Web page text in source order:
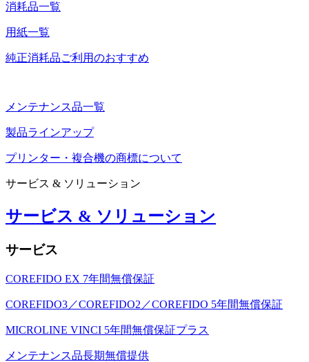
消耗品一覧
用紙一覧
純正消耗品ご利用のおすすめ
メンテナンス品一覧
製品ラインアップ
プリンター・複合機の商標について
サービス & ソリューション
サービス & ソリューション
サービス
COREFIDO EX 7年間無償保証
COREFIDO3／COREFIDO2／COREFIDO 5年間無償保証
MICROLINE VINCI 5年間無償保証プラス
メンテナンス品長期無償提供